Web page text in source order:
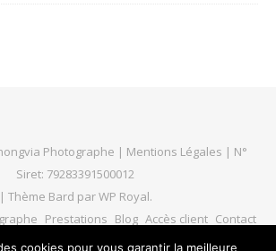
Photographe | Mentions Légales | N°
Siret: 79283391500012
| Thème Bard parWP Royal.
Prestations Blog Accès client Contact
cookies pour vous garantir la meilleure